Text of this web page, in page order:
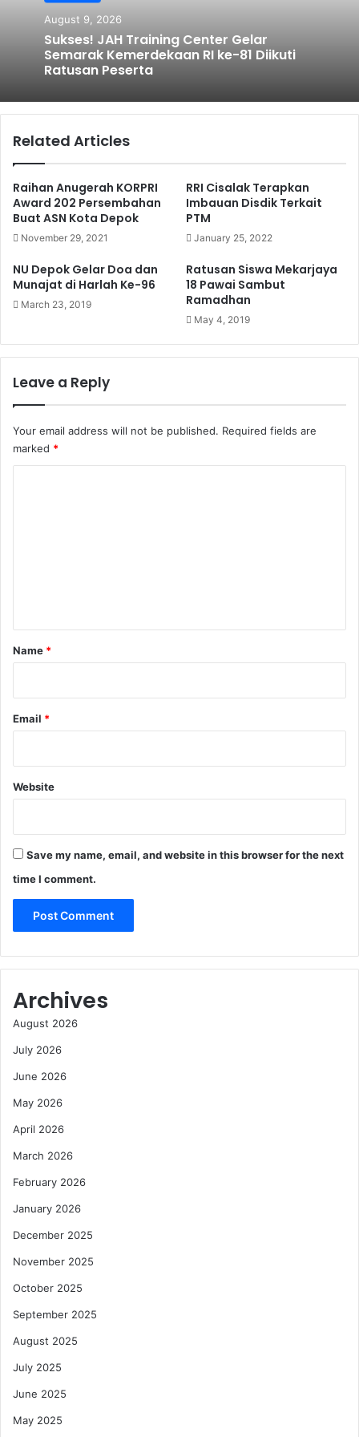
August 9, 2026
Sukses! JAH Training Center Gelar
Semarak Kemerdekaan RI ke-81 Diikuti
Ratusan Peserta
Related Articles
Raihan Anugerah KORPRI
Award 202 Persembahan
Buat ASN Kota Depok
November 29, 2021
RRI Cisalak Terapkan
Imbauan Disdik Terkait
PTM
January 25, 2022
NU Depok Gelar Doa dan
Munajat di Harlah Ke-96
March 23, 2019
Ratusan Siswa Mekarjaya
18 Pawai Sambut
Ramadhan
May 4, 2019
Leave a Reply
Your email address will not be published. Required fields are
marked *
*
Name *
Email *
Website
Save my name, email, and website in this browser for the next
time I comment.
Archives
August 2026
July 2026
June 2026
May 2026
April 2026
March 2026
February 2026
January 2026
December 2025
November 2025
October 2025
September 2025
August 2025
July 2025
June 2025
May 2025